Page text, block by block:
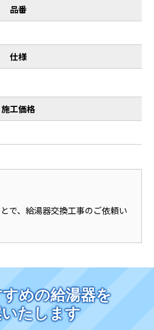
品番
仕様
施工価格
で、給湯器交換工事のご依頼い
めの給湯器を
たします